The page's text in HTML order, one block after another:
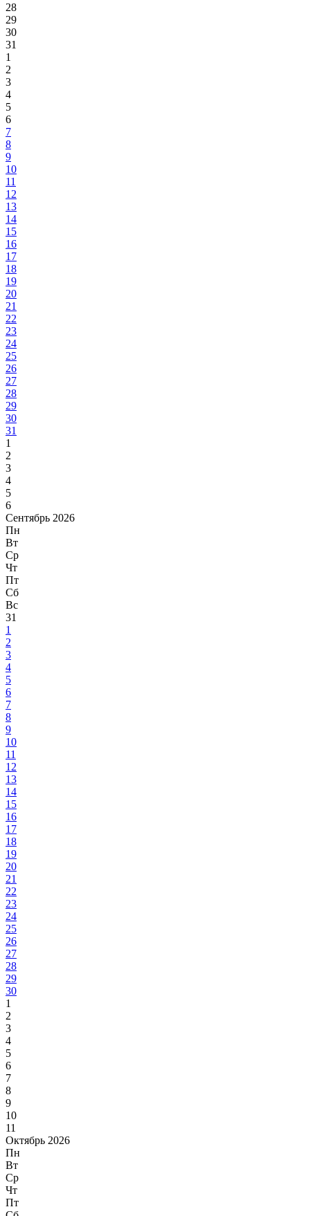
28
29
30
31
1
2
3
4
5
6
7
8
9
10
11
12
13
14
15
16
17
18
19
20
21
22
23
24
25
26
27
28
29
30
31
1
2
3
4
5
6
Сентябрь 2026
Пн
Вт
Ср
Чт
Пт
Сб
Вс
31
1
2
3
4
5
6
7
8
9
10
11
12
13
14
15
16
17
18
19
20
21
22
23
24
25
26
27
28
29
30
1
2
3
4
5
6
7
8
9
10
11
Октябрь 2026
Пн
Вт
Ср
Чт
Пт